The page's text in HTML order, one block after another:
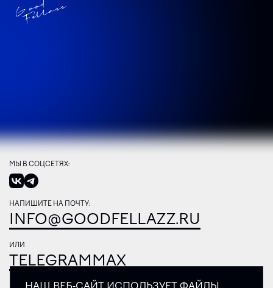
МЫ В СОЦСЕТЯХ:
НАПИШИТЕ НА ПОЧТУ:
INFO@GOODFELLAZZ.RU
ИЛИ
TELEGRAMMAX